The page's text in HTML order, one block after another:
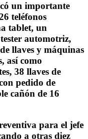
un importante
teléfonos
tablet, un
automotriz,
llaves y máquinas
así como
38 llaves de
pedido de
cañón de 16
para el jefe
a otras diez